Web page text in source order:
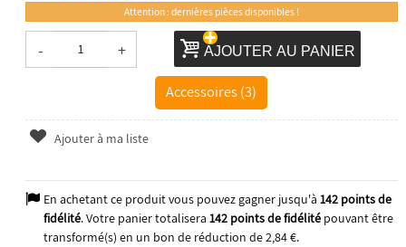
Attention : dernières pièces disponibles !
- + AJOUTER AU PANIER
Accessoires (3)
Ajouter à ma liste
En achetant ce produit vous pouvez gagner jusqu'à 142points de
fidélité. Votre panier totalisera 142points de fidélitépouvant être
transformé(s) en un bon de réduction de2,84 €.